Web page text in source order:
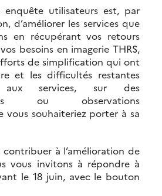
utilisateurs est, par
d’améliorer les services que
en récupérant vos retours
besoins en imagerie THRS,
de simplification qui ont
et les difficultés restantes
aux services, sur des
ou observations
vous souhaiteriez porter à sa
contribuer à l’amélioration de
vous invitons à répondre à
le 18 juin, avec le bouton